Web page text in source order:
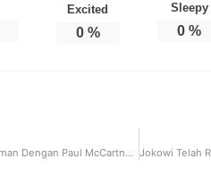
Excited
0%
Sleepy
0 %
Buat Album Baru Rolling Stones Rekaman Dengan Paul McCartney dan Ringo Starr